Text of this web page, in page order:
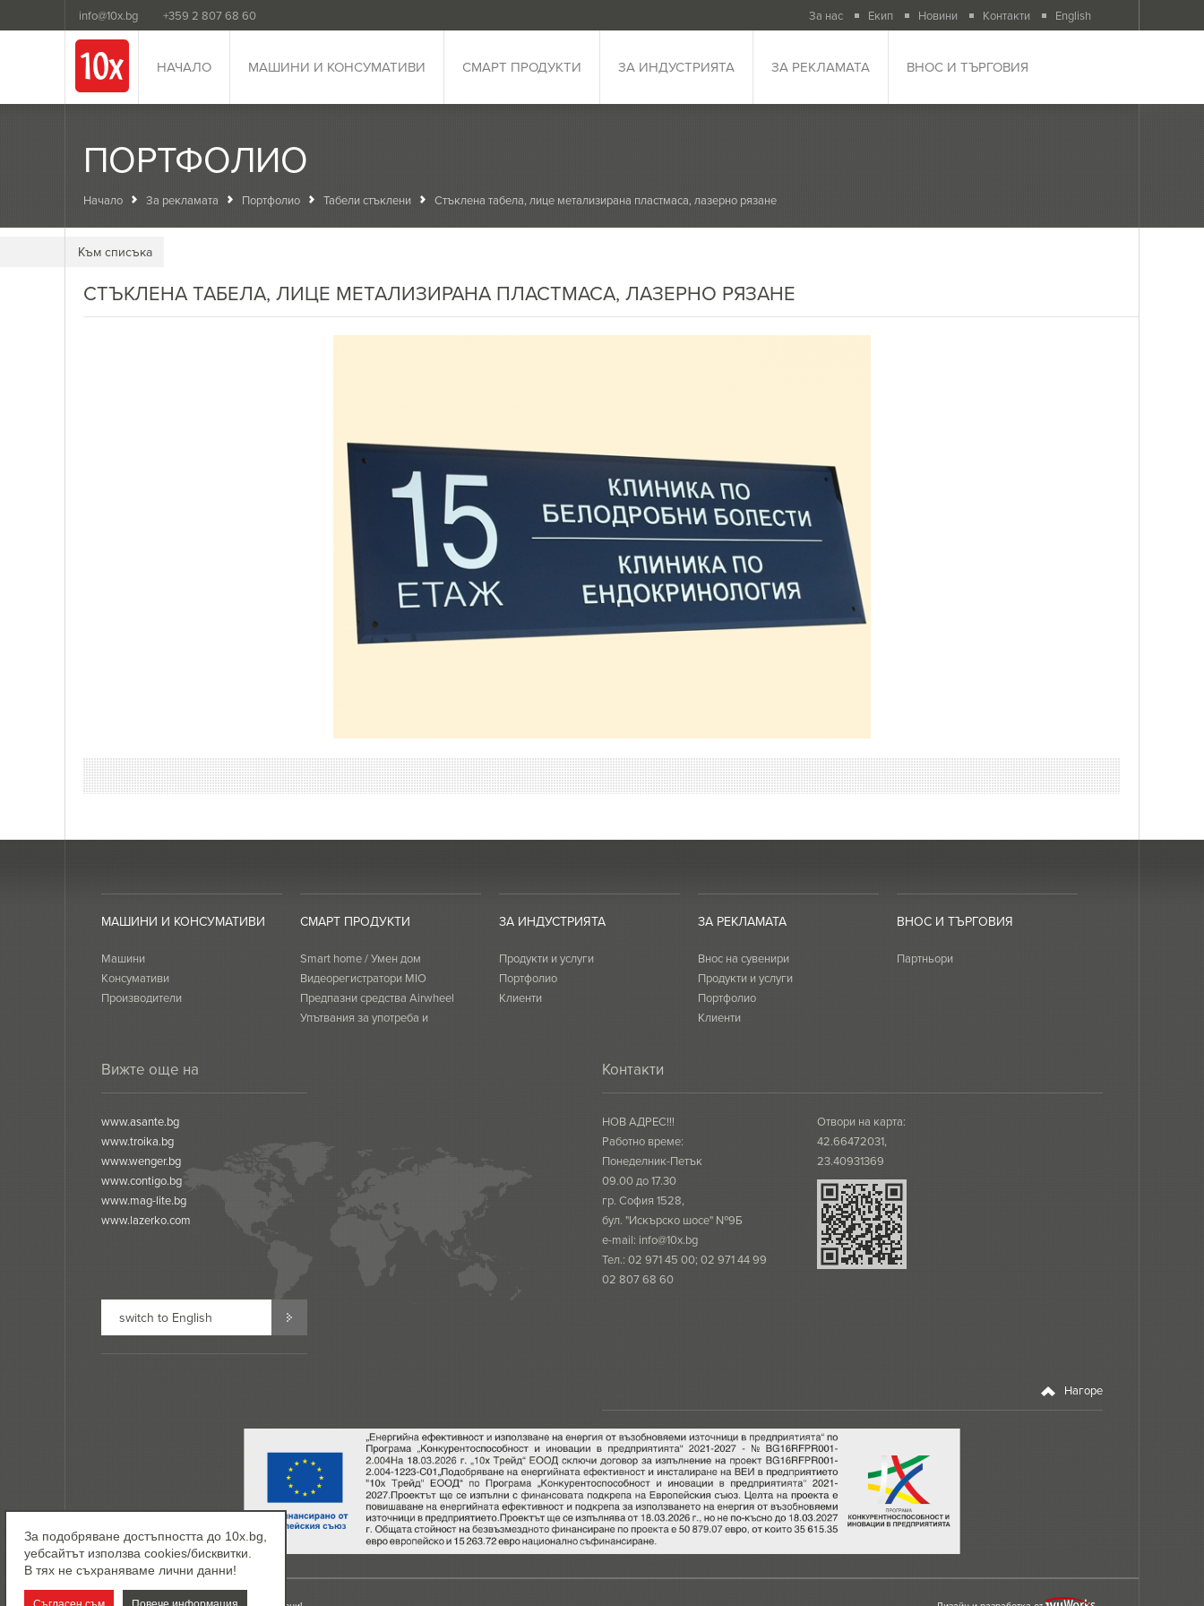
info@10x.bg +359 2 807 68 60 За нас Екип Новини Контакти English
НАЧАЛО МАШИНИ И КОНСУМАТИВИ СМАРТ ПРОДУКТИ ЗА ИНДУСТРИЯТА ЗА РЕКЛАМАТА ВНОС И ТЪРГОВИЯ
ПОРТФОЛИО
Начало За рекламата Портфолио Табели стъклени Стъклена табела, лице метализирана пластмаса, лазерно рязане
Kъм списъка
СТЪКЛЕНА ТАБЕЛА, ЛИЦЕ МЕТАЛИЗИРАНА ПЛАСТМАСА, ЛАЗЕРНО РЯЗАНЕ
МАШИНИ И КОНСУМАТИВИ
Машини
Консумативи
Производители
СМАРТ ПРОДУКТИ
Smart home / Умен дом
Видеорегистратори MIO
Предпазни средства Airwheel
Упътвания за употреба и
ЗА ИНДУСТРИЯТА
Продукти и услуги
Портфолио
Клиенти
ЗА РЕКЛАМАТА
Внос на сувенири
Продукти и услуги
Портфолио
Клиенти
ВНОС И ТЪРГОВИЯ
Партньори
Вижте още на
www.asante.bg
www.troika.bg
www.wenger.bg
www.contigo.bg
www.mag-lite.bg
www.lazerko.com
switch to English
Контакти
НОВ АДРЕС!!!
Работно време:
Понеделник-Петък
09.00 до 17.30
гр. София 1528,
бул. "Искърско шосе" №9Б
e-mail: info@10x.bg
Тел.: 02 971 45 00; 02 971 44 99
02 807 68 60
Отвори на карта:
42.66472031,
23.40931369
Нагоре
За подобряване достъпността до 10x.bg,
уебсайтът използва cookies/бисквитки.
В тях не съхраняваме лични данни!